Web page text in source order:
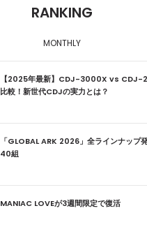
RANKING
MONTHLY
【2025年最新】CDJ-3000X vs CDJ-
比較！新世代CDJの実力とは？
「GLOBAL ARK 2026」全ラインナップ
40組
MANIAC LOVEが3週間限定で復活